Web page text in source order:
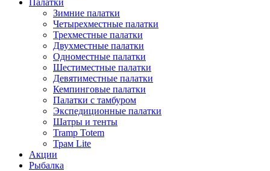
Палатки
Зимние палатки
Четырехместные палатки
Трехместные палатки
Двухместные палатки
Одноместные палатки
Шестиместные палатки
Девятиместные палатки
Кемпинговые палатки
Палатки с тамбуром
Экспедиционные палатки
Шатры и тенты
Tramp Totem
Трам Lite
Акции
Рыбалка